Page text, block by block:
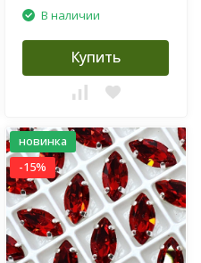
В наличии
Купить
новинка
-15%